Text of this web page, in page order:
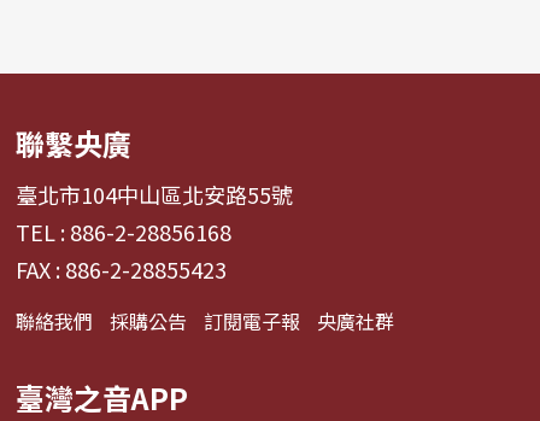
聯繫央廣
臺北市104中山區北安路55號
TEL : 886-2-28856168
FAX : 886-2-28855423
聯絡我們 採購公告 訂閱電子報 央廣社群
臺灣之音APP